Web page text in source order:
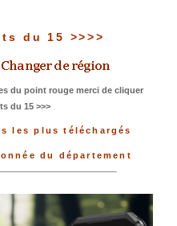
du 15 >>>>
du point rouge merci de cliquer
du 15 >>>
les plus téléchargés
du département